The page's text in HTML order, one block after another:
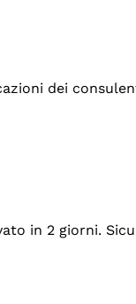
dei
in 2 giorni.